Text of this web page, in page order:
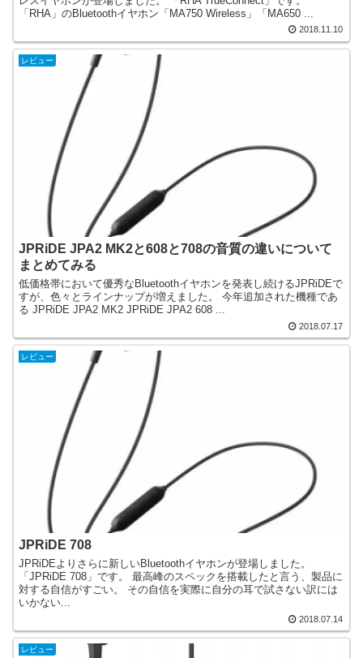
「RHA」のBluetoothイヤホン「MA750 Wireless」「MA650 ...
2018.11.10
レビュー
JPRiDE JPA2 MK2と608と708の音質の違いについて
まとめてみる
低価格帯において優秀なBluetoothイヤホンを発表し続けるJPRiDEで
すが、色々とラインナップが増えました。 今年追加された機種であ
る JPRiDE JPA2 MK2 JPRiDE JPA2 608 ...
2018.07.17
レビュー
JPRiDE 708
JPRiDEよりさらに新しいBluetoothイヤホンが登場しました。
「JPRiDE 708」です。 最高峰のスペックを搭載したと言う、製品に
対する自信がすごい。 その自信を実際に自分の耳で試さない訳には
いかない...
2018.07.14
レビュー